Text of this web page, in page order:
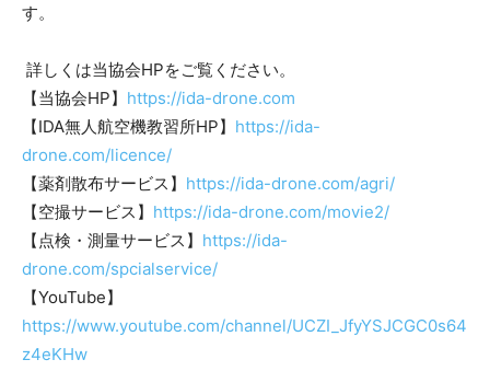
す。
詳しくは当協会HPをご覧ください。
【当協会HP】 https://ida-drone.com
【IDA無人航空機教習所HP】 https://ida-
drone.com/licence/
【薬剤散布サービス】 https://ida-drone.com/agri/
【空撮サービス】 https://ida-drone.com/movie2/
【点検・測量サービス】 https://ida-
drone.com/spcialservice/
【YouTube】
https://www.youtube.com/channel/UCZI_JfyYSJCGC0s64
z4eKHw